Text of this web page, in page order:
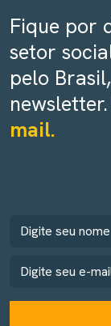
Fique por
setor
pelo
newsletter.
mail.